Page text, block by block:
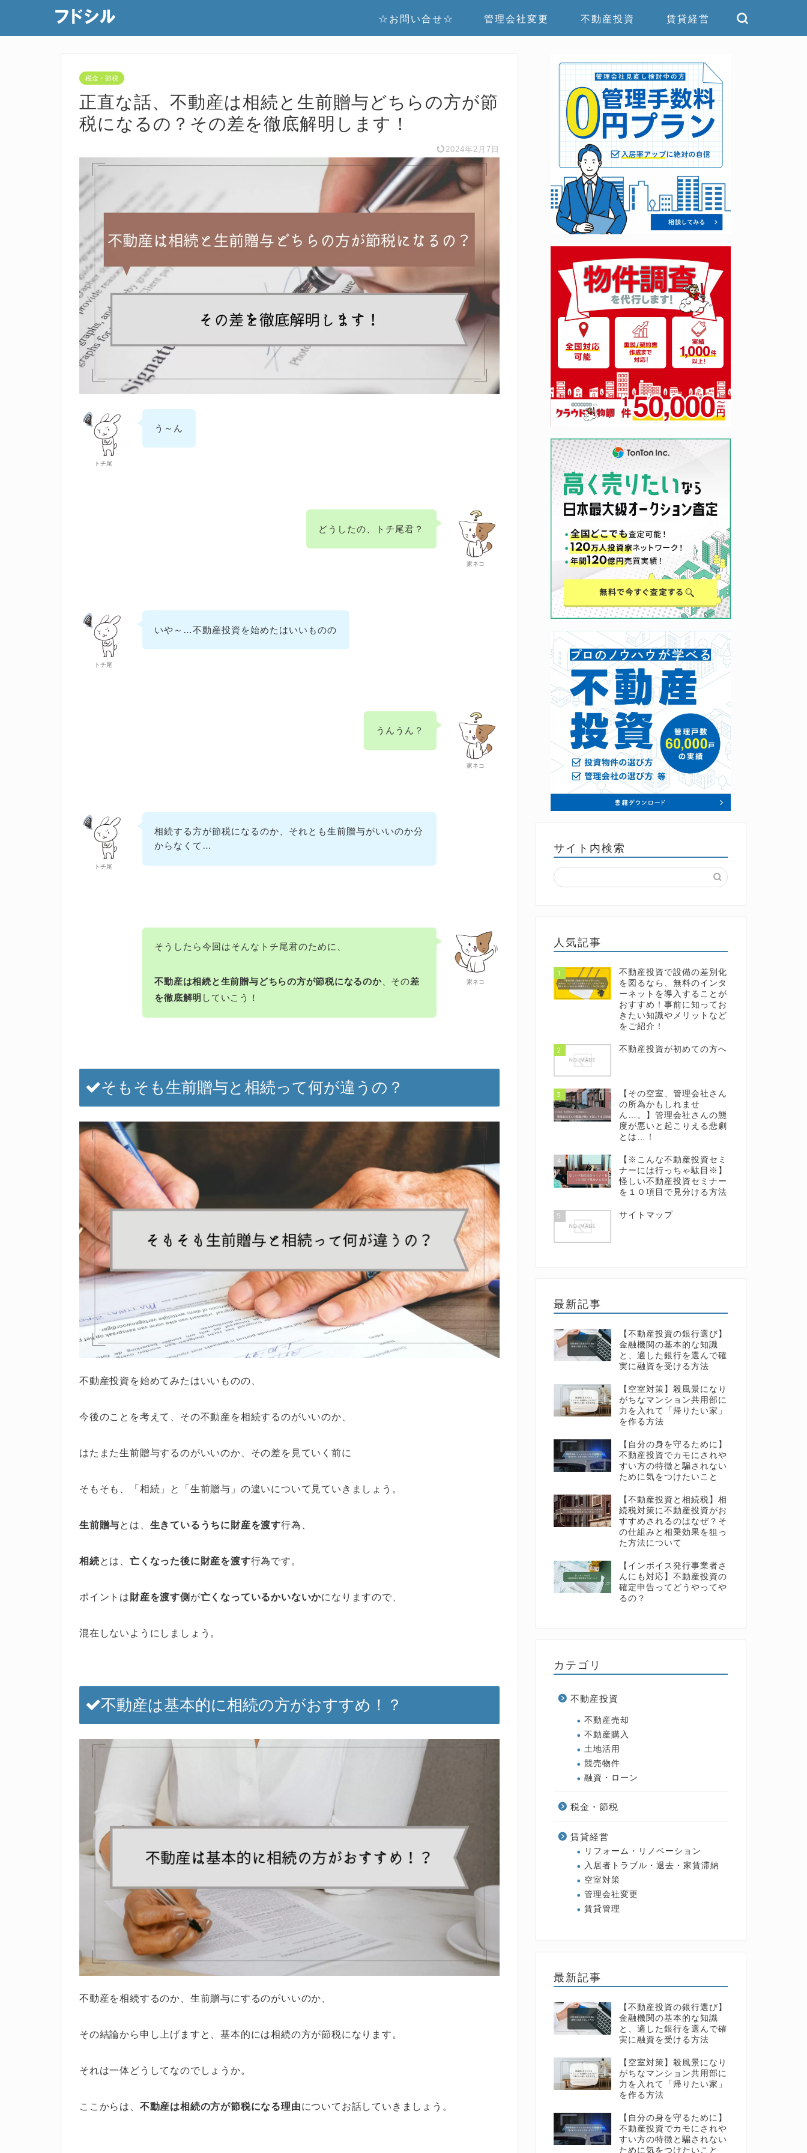
☆お問い合せ☆ 管理会社変更 不動産投資 賃貸経営
税金・節税
正直な話、不動産は相続と生前贈与どちらの方が節
税になるの？その差を徹底解明します！
2024年2月7日
トチ尾
う～ん
家ネコ
どうしたの、トチ尾君？
トチ尾
いや～…不動産投資を始めたはいいものの
家ネコ
うんうん？
トチ尾
相続する方が節税になるのか、それとも生前贈与がいいのか分
からなくて…
家ネコ
そうしたら今回はそんなトチ尾君のために、
不動産は相続と生前贈与どちらの方が節税になるのか、その差
を徹底解明 していこう！
そもそも生前贈与と相続って何が違うの？
不動産投資を始めてみたはいいものの、
今後のことを考えて、その不動産を相続するのがいいのか、
はたまた生前贈与するのがいいのか、その差を見ていく前に
そもそも、「相続」と「生前贈与」の違いについて見ていきましょう。
生前贈与とは、 生きているうちに財産を渡す行為、
相続とは、亡くなった後に財産を渡す行為です。
ポイントは財産を渡す側 が亡くなっているかいないかになりますので、
混在しないようにしましょう。
不動産は基本的に相続の方がおすすめ！？
不動産を相続するのか、生前贈与にするのがいいのか、
その結論から申し上げますと、基本的には相続の方が節税になります。
それは一体どうしてなのでしょうか。
ここからは、 不動産は相続の方が節税になる理由についてお話していきましょう。
サイト内検索
人気記事
1
不動産投資で設備の差別化
を図るなら、無料のインタ
ーネットを導入することが
おすすめ！事前に知ってお
きたい知識やメリットなど
をご紹介！
2 不動産投資が初めての方へ
3
【その空室、管理会社さん
の所為かもしれませ
ん…。】管理会社さんの態
度が悪いと起こりえる悲劇
とは…！
4
【※こんな不動産投資セミ
ナーには行っちゃ駄目※】
怪しい不動産投資セミナー
を１０項目で見分ける方法
5 サイトマップ
最新記事
【不動産投資の銀行選び】
金融機関の基本的な知識
と、適した銀行を選んで確
実に融資を受ける方法
【空室対策】殺風景になり
がちなマンション共用部に
力を入れて「帰りたい家」
を作る方法
【自分の身を守るために】
不動産投資でカモにされや
すい方の特徴と騙されない
ために気をつけたいこと
【不動産投資と相続税】相
続税対策に不動産投資がお
すすめされるのはなぜ？そ
の仕組みと相乗効果を狙っ
た方法について
【インボイス発行事業者さ
んにも対応】不動産投資の
確定申告ってどうやってや
るの？
カテゴリ
不動産投資
不動産売却
不動産購入
土地活用
競売物件
融資・ローン
税金・節税
賃貸経営
リフォーム・リノベーション
入居者トラブル・退去・家賃滞納
空室対策
管理会社変更
賃貸管理
最新記事
【不動産投資の銀行選び】
金融機関の基本的な知識
と、適した銀行を選んで確
実に融資を受ける方法
【空室対策】殺風景になり
がちなマンション共用部に
力を入れて「帰りたい家」
を作る方法
【自分の身を守るために】
不動産投資でカモにされや
すい方の特徴と騙されない
ために気をつけたいこと